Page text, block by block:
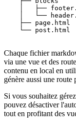
│   ├──
│   └──
    ├── page.html
    └── post.html
Chaque fichier
via une vue et des
contenu en local en
génère aussi une
Si vous souhaitez
pouvez désactiver
tout en profitant des